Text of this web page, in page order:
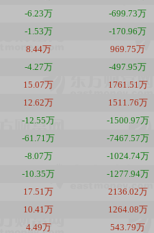
-6.23万 -699.73万
-1.53万 -170.96万
8.44万 969.75万
-4.27万 -497.95万
15.07万 1761.51万
12.62万 1511.76万
-12.55万 -1500.97万
-61.71万 -7467.57万
-8.07万 -1024.74万
-10.35万 -1277.94万
17.51万 2136.02万
10.41万 1264.08万
4.49万 543.79万